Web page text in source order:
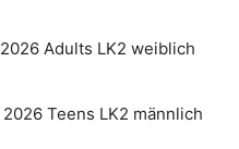
2026 Adults LK2 weiblich
2026 Teens LK2 männlich